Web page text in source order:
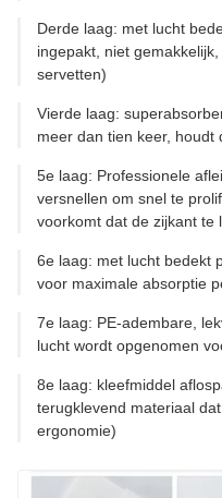
Derde laag: met lucht
ingepakt, niet
servetten)
Vierde laag:
meer dan tien keer, houdt
5e laag: Professionele
versnellen om snel te
voorkomt dat de zijkant te
6e laag: met lucht bedekt
voor maximale absorptie
7e laag: PE-adembare,
lucht wordt opgenomen
8e laag: kleefmiddel
terugklevend materiaal
ergonomie)